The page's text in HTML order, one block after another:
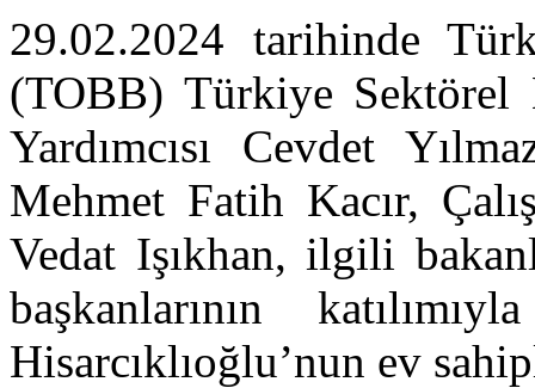
29.02.2024 tarihinde
(TOBB) Türkiye Sektörel
Yardımcısı Cevdet
Mehmet Fatih Kacır,
Vedat Işıkhan, ilgili
başkanlarının
Hisarcıklıoğlu’nun ev